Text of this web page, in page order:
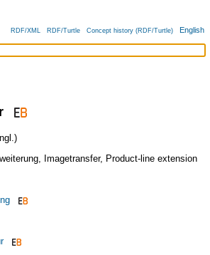
RDF/XML RDF/Turtle Concept history (RDF/Turtle) English
, Imagetransfer, Product-line extension